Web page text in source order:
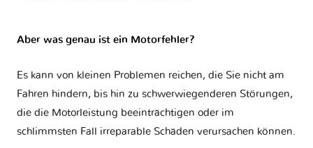
Aber was genau ist ein Motorfehler?
Es kann von kleinen Problemen reichen, die Sie nicht am
Fahren hindern, bis hin zu schwerwiegenderen Störungen,
die die Motorleistung beeinträchtigen oder im
schlimmsten Fall irreparable Schäden verursachen können.